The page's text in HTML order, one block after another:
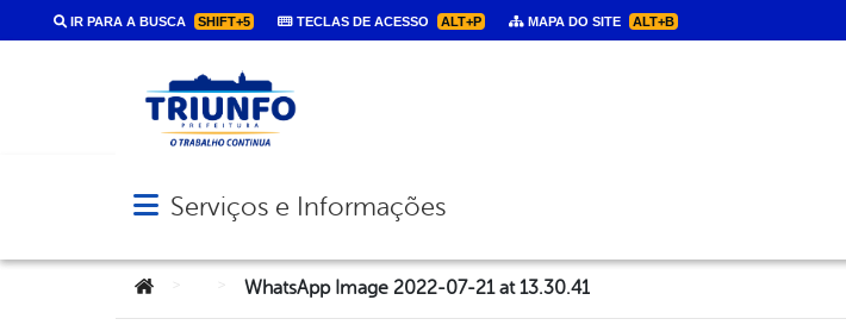
IR PARA A BUSCA SHIFT+5 TECLAS DE ACESSO ALT+P MAPA DO SITE ALT+B
Abrir menu principal de navegação
Serviços e Informações
Você está aqui:WhatsApp Image 2022-07-21 at 13.30.41